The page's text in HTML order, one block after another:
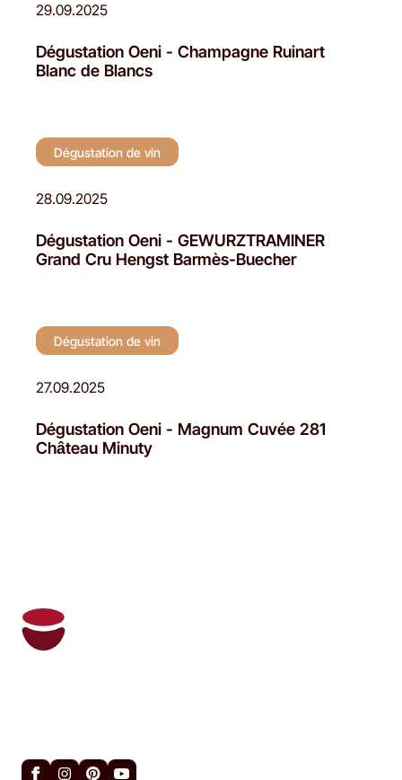
29.09.2025
Dégustation Oeni - Champagne Ruinart
Blanc de Blancs
Dégustation de vin
28.09.2025
Dégustation Oeni - GEWURZTRAMINER
Grand Cru Hengst Barmès-Buecher
Dégustation de vin
27.09.2025
Dégustation Oeni - Magnum Cuvée 281
Château Minuty